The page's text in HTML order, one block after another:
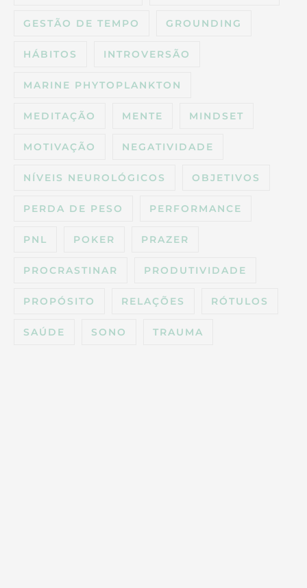
GESTÃO DE TEMPO GROUNDING
HÁBITOS INTROVERSÃO
MARINE PHYTOPLANKTON
MEDITAÇÃO MENTE MINDSET
MOTIVAÇÃO NEGATIVIDADE
NÍVEIS NEUROLÓGICOS OBJETIVOS
PERDA DE PESO PERFORMANCE
PNL POKER PRAZER
PROCRASTINAR PRODUTIVIDADE
PROPÓSITO RELAÇÕES RÓTULOS
SAÚDE SONO TRAUMA